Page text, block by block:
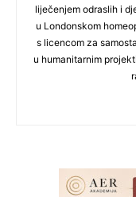
liječenjem odraslih i
u Londonskom
s licencom za
u humanitarnim